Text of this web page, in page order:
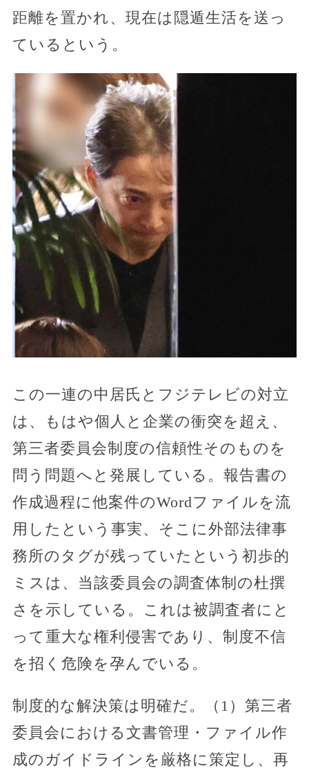
距離を置かれ、現在は隠遁生活を送っ
ているという。
この一連の中居氏とフジテレビの対立
は、もはや個人と企業の衝突を超え、
第三者委員会制度の信頼性そのものを
問う問題へと発展している。報告書の
作成過程に他案件のWordファイルを流
用したという事実、そこに外部法律事
務所のタグが残っていたという初歩的
ミスは、当該委員会の調査体制の杜撰
さを示している。これは被調査者にと
って重大な権利侵害であり、制度不信
を招く危険を孕んでいる。
制度的な解決策は明確だ。（1）第三者
委員会における文書管理・ファイル作
成のガイドラインを厳格に策定し、再